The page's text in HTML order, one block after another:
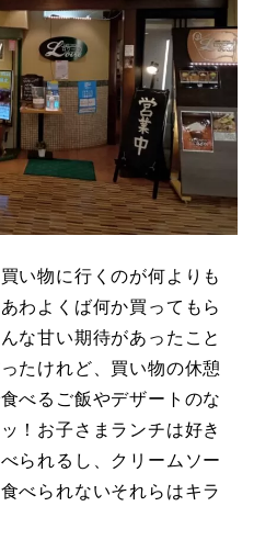
い物に行くのが何よりも
わよくば何か買ってもら
な甘い期待があったこと
たけれど、買い物の休憩
べるご飯やデザートのな
！お子さまランチは好き
られるし、クリームソー
べられないそれらはキラ